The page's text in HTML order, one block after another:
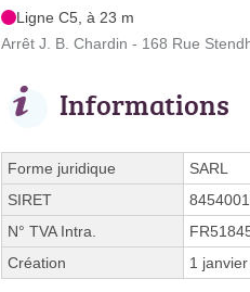
Ligne C5, à 23 m
Arrêt J. B. Chardin - 168 Rue
Informations
Forme juridique
SARL
SIRET
N° TVA Intra.
Création
1